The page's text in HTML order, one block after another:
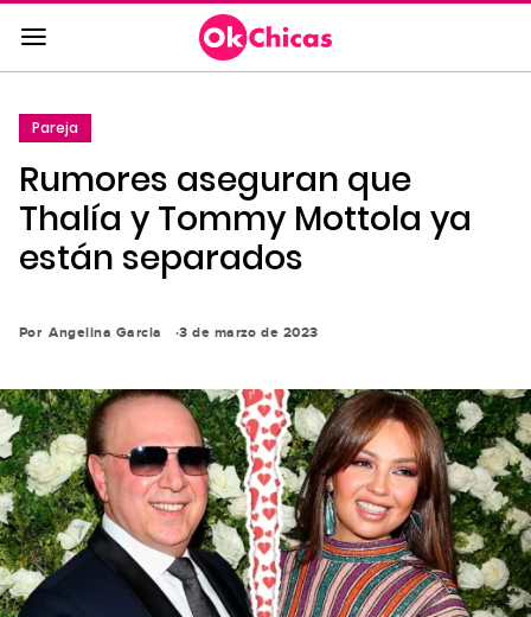
Saltar
al
contenido
a
la
navegación
principal
Pareja
Rumores aseguran que
Thalía y Tommy Mottola ya
están separados
Por Angelina Garcia 3 de marzo de 2023